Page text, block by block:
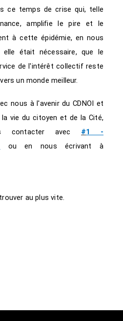
ce temps de crise qui, telle
amplifie le pire et le
à cette épidémie, en nous
était nécessaire, que le
de l'intérêt collectif reste
un monde meilleur.
nous à l'avenir du CDNOI et
vie du citoyen et de la Cité,
contacter avec #1 -
ou en nous écrivant à
au plus vite.